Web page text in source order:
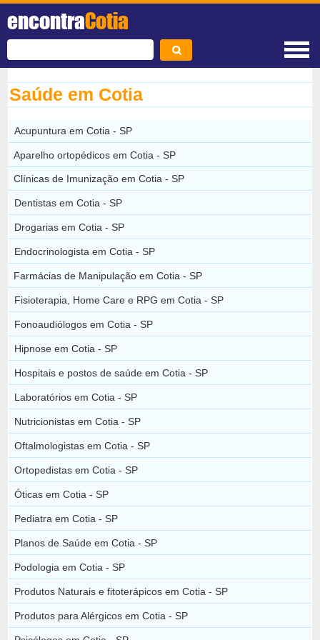
encontraCotia
Saúde em Cotia
Acupuntura em Cotia - SP
Aparelho ortopédicos em Cotia - SP
Clínicas de Imunização em Cotia - SP
Dentistas em Cotia - SP
Drogarias em Cotia - SP
Endocrinologista em Cotia - SP
Farmácias de Manipulação em Cotia - SP
Fisioterapia, Home Care e RPG em Cotia - SP
Fonoaudiólogos em Cotia - SP
Hipnose em Cotia - SP
Hospitais e postos de saúde em Cotia - SP
Laboratórios em Cotia - SP
Nutricionistas em Cotia - SP
Oftalmologistas em Cotia - SP
Ortopedistas em Cotia - SP
Óticas em Cotia - SP
Pediatra em Cotia - SP
Planos de Saúde em Cotia - SP
Podologia em Cotia - SP
Produtos Naturais e fitoterápicos em Cotia - SP
Produtos para Alérgicos em Cotia - SP